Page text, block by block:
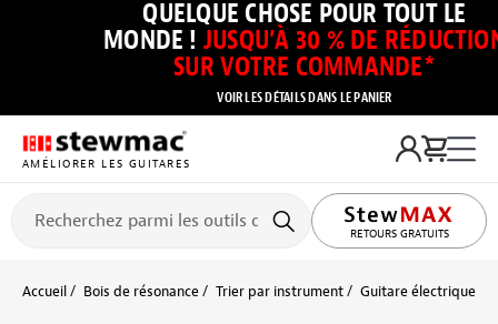
QUELQUE CHOSE POUR TOUT LE
MONDE ! JUSQU’À 30 % DE
SUR VOTRE COMMANDE*
VOIR LES DÉTAILS DANS LE PANIER
AMÉLIORER LES GUITARES
RETOURS GRATUITS
Accueil Bois de résonance Trier par instrument Guitare électrique